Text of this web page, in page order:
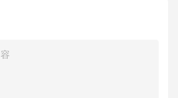
法。虚拟实验室不受时间和地
政策解读提供各地升学政策解